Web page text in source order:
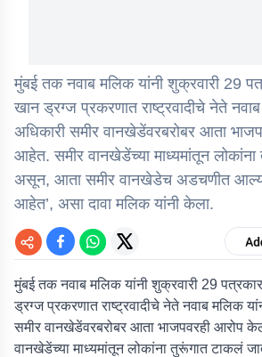
मुंबई तक नवाब मलिक यांनी शुक्रवारी 29
खान ड्रग्ज प्रकरणात राष्ट्रवादीचे नेते
अधिकारी समीर वानखेडेंवरबरोबर आता
आहेत. समीर वानखेडेंच्या माध्यमांतून
असून, आता समीर वानखेडेच अडचणीत
आहेत’, असा दावा मलिक यांनी केला.
मुंबई तक नवाब मलिक यांनी शुक्रवारी 29
ड्रग्ज प्रकरणात राष्ट्रवादीचे नेते नवाब मलिक
समीर वानखेडेंवरबरोबर आता भाजपवरही आरोप
वानखेडेंच्या माध्यमांतून लोकांना तुरूंगात टाकलं